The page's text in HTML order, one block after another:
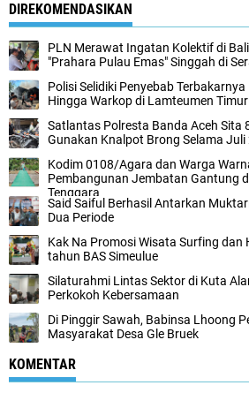
DIREKOMENDASIKAN
PLN Merawat Ingatan Kolektif di
"Prahara Pulau Emas" Singgah di
Polisi Selidiki Penyebab Terbakarnya
Hingga Warkop di Lamteumen
Satlantas Polresta Banda Aceh Sita
Gunakan Knalpot Brong Selama Juli
Kodim 0108/Agara dan Warga
Pembangunan Jembatan Gantung
Tenggara
Said Saiful Berhasil Antarkan
Dua Periode
Kak Na Promosi Wisata Surfing dan
tahun BAS Simeulue
Silaturahmi Lintas Sektor di Kuta
Perkokoh Kebersamaan
Di Pinggir Sawah, Babinsa Lhoong
Masyarakat Desa Gle Bruek
KOMENTAR